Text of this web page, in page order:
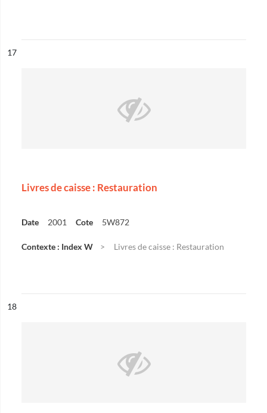
n°
17
Livres de caisse : Restauration
Date 2001 Cote 5W872
Contexte : Index W Livres de caisse : Restauration
n°
18